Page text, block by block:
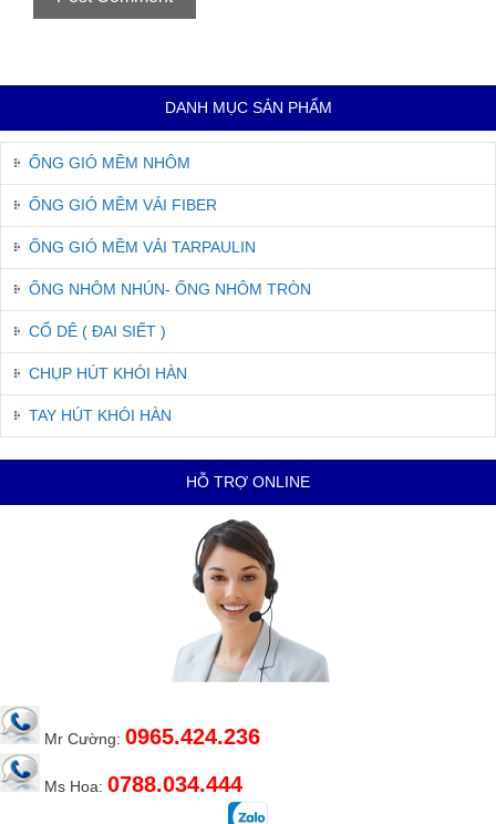
DANH MỤC SẢN PHẨM
ỐNG GIÓ MỀM NHÔM
ỐNG GIÓ MỀM VẢI FIBER
ỐNG GIÓ MỀM VẢI TARPAULIN
ỐNG NHÔM NHÚN- ỐNG NHÔM TRÒN
CỔ DÊ ( ĐAI SIẾT )
CHỤP HÚT KHÓI HÀN
TAY HÚT KHÓI HÀN
HỖ TRỢ ONLINE
Mr Cường: 0965.424.236
Ms Hoa: 0788.034.444